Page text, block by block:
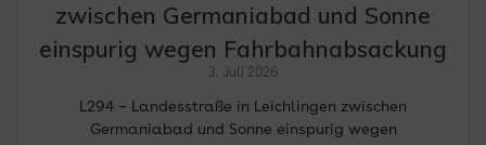
zwischen Germaniabad und Sonne
einspurig wegen Fahrbahnabsackung
3. Juli 2026
L294 – Landesstraße in Leichlingen zwischen
Germaniabad und Sonne einspurig wegen